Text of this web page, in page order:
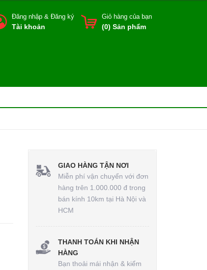
Giỏ hàng của bạn
(0) Sản phẩm
Đăng nhập & Đăng ký
Tài khoản
GIAO HÀNG TẬN NƠI
Miễn phí vận chuyển với đơn
hàng trên 1.000.000 đ trong
bán kính 10km tại Hà Nội và
HCM
THANH TOÁN KHI NHẬN
HÀNG
Bạn thoải mái nhận & kiểm